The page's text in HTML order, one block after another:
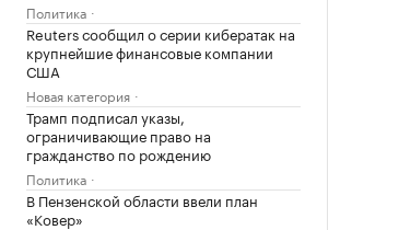
Политика
Reuters сообщил о серии кибератак на
крупнейшие финансовые компании
США
Новая категория
Трамп подписал указы,
ограничивающие право на
гражданство по рождению
Политика
В Пензенской области ввели план
«Ковер»